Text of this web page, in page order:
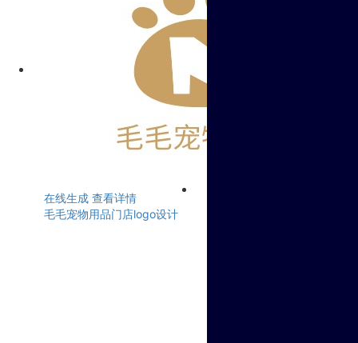
在线生成 查看详情
毛毛宠物用品门店logo设计